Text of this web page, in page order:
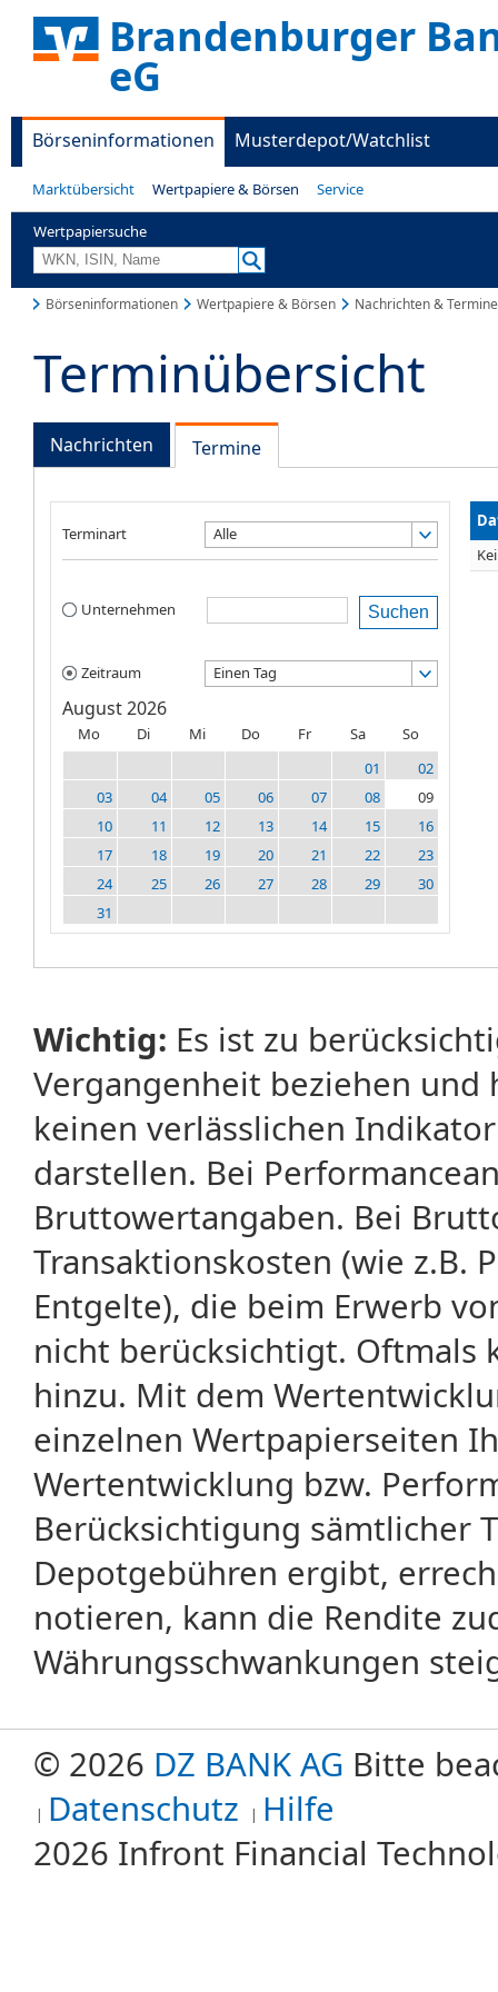
Brandenburger
eG
Börseninformationen Musterdepot/Watchlist
Marktübersicht Wertpapiere & Börsen Service
Wertpapiersuche
Börseninformationen Wertpapiere & Börsen Nachrichten & Termine
Terminübersicht
Nachrichten Termine
Terminart Alle
Unternehmen Suchen
Zeitraum Einen Tag
August 2026
Mo Di Mi Do Fr Sa
So
01
02
03
04 05 06 07 08
09
10
11 12 13 14 15
16
17
18 19 20 21 22
23
24
25 26 27 28 29
30
31
Wichtig: Es ist zu
Vergangenheit beziehen
keinen verlässlichen
darstellen. Bei
Bruttowertangaben. Bei
Transaktionskosten (wie z.B.
Entgelte), die beim Erwerb
nicht berücksichtigt. Oftmals
hinzu. Mit dem
einzelnen Wertpapierseiten
Wertentwicklung bzw.
Berücksichtigung sämtlicher
Depotgebühren ergibt,
notieren, kann die Rendite
Währungsschwankungen
© 2026 DZ BANK AG Bitte
Datenschutz Hilfe
2026 Infront Financial